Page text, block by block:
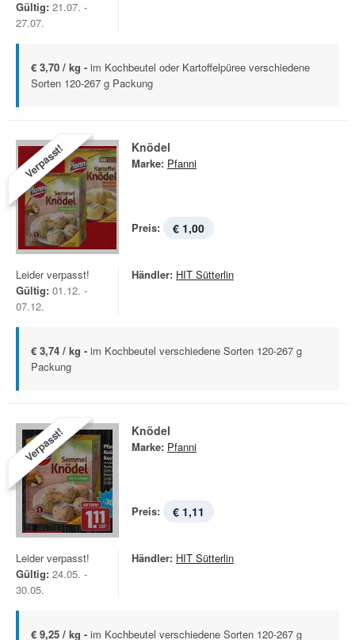
Gültig: 21.07. -
27.07.
€ 3,70 / kg - im Kochbeutel oder Kartoffelpüree verschiedene
Sorten 120-267 g Packung
Verpasst! Knödel
Marke: Pfanni
Preis: € 1,00
Leider verpasst!
Gültig: 01.12. -
07.12.
Händler: HIT Sütterlin
€ 3,74 / kg - im Kochbeutel verschiedene Sorten 120-267 g
Packung
Verpasst! Knödel
Marke: Pfanni
Preis: € 1,11
Leider verpasst!
Gültig: 24.05. -
30.05.
Händler: HIT Sütterlin
€ 9,25 / kg - im Kochbeutel verschiedene Sorten 120-267 g